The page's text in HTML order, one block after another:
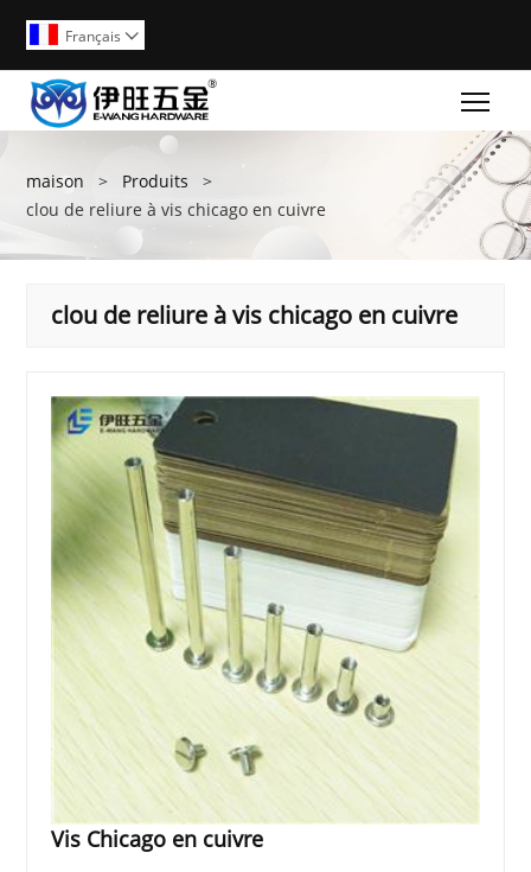
Français 
maison > Produits
>
clou de reliure à vis chicago en cuivre
clou de reliure à vis chicago en cuivre
Vis Chicago en cuivre